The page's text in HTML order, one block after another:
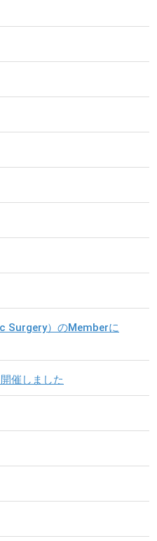
Surgery）のMemberに
催しました